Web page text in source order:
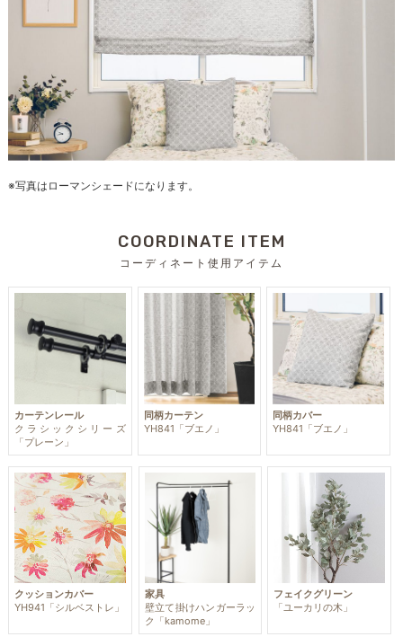
※写真はローマンシェードになります。
COORDINATE ITEM
コーディネート使用アイテム
カーテンレール
クラシックシリーズ
「プレーン」
同柄カーテン
YH841「ブエノ」
同柄カバー
YH841「ブエノ」
クッションカバー
YH941「シルベストレ」
家具
壁立て掛けハンガーラッ
ク「kamome」
フェイクグリーン
「ユーカリの木」